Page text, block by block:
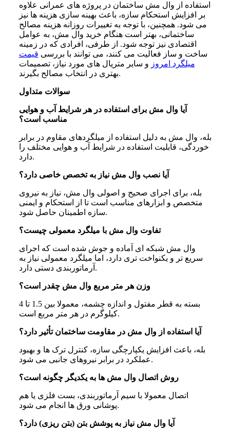
استفاده از وال مش ساختمان در پروژه های عمرانی علاوه
بر افزایش استحکام سازه، باعث بهینه سازی هزینه ها نیز
می شود. همچنین، با توجه به تغییرات روزانه هزینه مصالح
ساختمانی، بهتر است هنگام خرید وال مش، به عوامل
اقتصادی نیز توجه شود. از طرفی، افرادی که در زمینه
ساخت و ساز فعالیت می کنند، می توانند با بررسی قیمت
میلگرد امروز و سایر متریال های مورد نیاز، تصمیمات
بهتری در انتخاب مصالح بگیرند.
سوالات متداول
آیا وال مش برای استفاده در هر شرایط آب و هوایی
مناسب است؟
بله، وال مش به دلیل استفاده از میلگردهای مقاوم در برابر
خوردگی، قابلیت استفاده در شرایط آب و هوایی مختلف را
دارد.
آیا نصب وال مش نیاز به تخصص خاصی دارد؟
بله، برای اجرای صحیح و اصولی وال مش، نیاز به نیروی
متخصص و ابزارهای مناسب است تا از استحکام و ایمنی
سازه اطمینان حاصل شود.
تفاوت وال مش با میلگرد معمولی چیست؟
وال مش شبکه ای آماده و جوش شده است که اجرای
سریع تر و یکنواخت تری دارد، اما میلگرد معمولی نیاز به
آرماتوربندی دستی دارد.
وزن هر متر مربع وال مش چقدر است؟
بسته به قطر مفتول و اندازه چشمه، معمولا بین 1.5 تا 4
کیلوگرم در هر متر مربع است.
آیا استفاده از وال مش در مقاومت ساختمان تأثیر دارد؟
بله، باعث افزایش یکپارچگی سازه، کنترل ترک ها و بهبود
عملکرد در برابر نیروهای جانبی می شود.
روش اتصال وال مش‌ ها به یکدیگر چگونه است؟
اتصال معمولا با سیم آرماتوربندی، بست فلزی یا هم
پوشانی ورق ها انجام می شود.
آیا وال مش نیاز به پوشش بتن (بتن‌ ریزی) دارد؟